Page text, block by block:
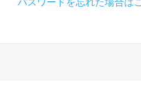
パスワードを忘れた場合は